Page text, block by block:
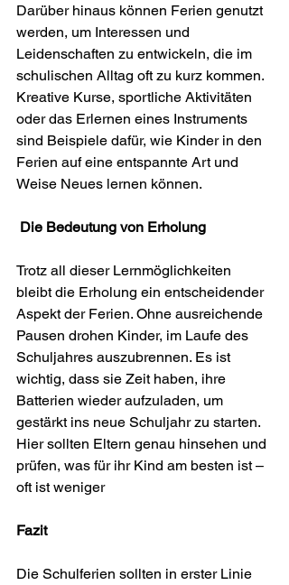
Darüber hinaus können Ferien genutzt
werden, um Interessen und
Leidenschaften zu entwickeln, die im
schulischen Alltag oft zu kurz kommen.
Kreative Kurse, sportliche Aktivitäten
oder das Erlernen eines Instruments
sind Beispiele dafür, wie Kinder in den
Ferien auf eine entspannte Art und
Weise Neues lernen können.
Die Bedeutung von Erholung
Trotz all dieser Lernmöglichkeiten
bleibt die Erholung ein entscheidender
Aspekt der Ferien. Ohne ausreichende
Pausen drohen Kinder, im Laufe des
Schuljahres auszubrennen. Es ist
wichtig, dass sie Zeit haben, ihre
Batterien wieder aufzuladen, um
gestärkt ins neue Schuljahr zu starten.
Hier sollten Eltern genau hinsehen und
prüfen, was für ihr Kind am besten ist –
oft ist weniger
Fazit
Die Schulferien sollten in erster Linie